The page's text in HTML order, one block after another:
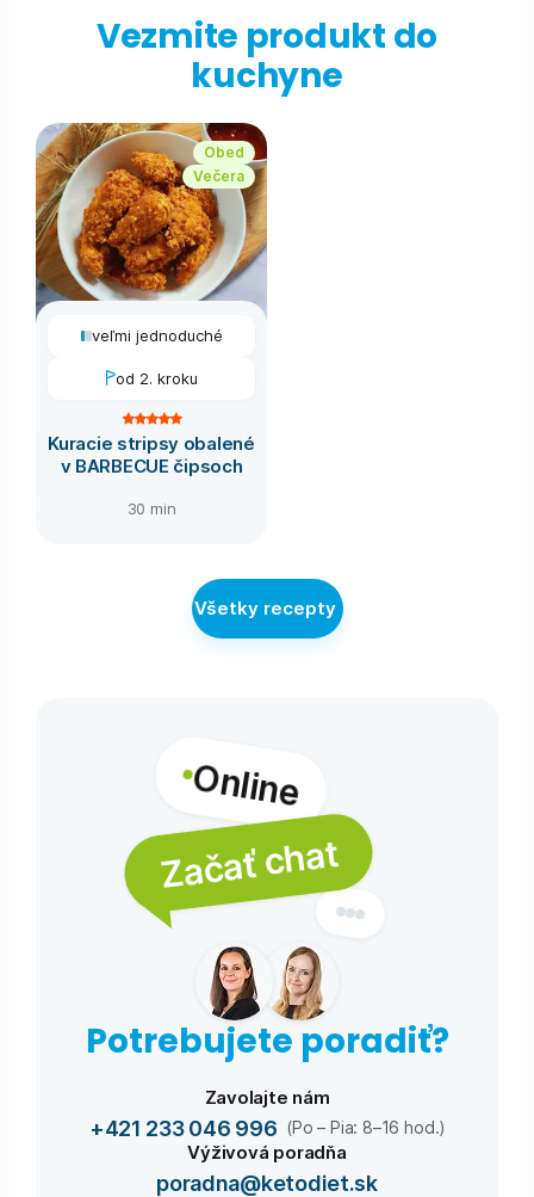
Vezmite produkt do
kuchyne
Obed
Večera
veľmi jednoduché
od 2. kroku
Kuracie stripsy obalené
v BARBECUE čipsoch
30 min
Všetky recepty
Online
Začať chat
Potrebujete poradiť?
Zavolajte nám
+421 233 046 996 (Po – Pia: 8–16 hod.)
Výživová poradňa
poradna@ketodiet.sk